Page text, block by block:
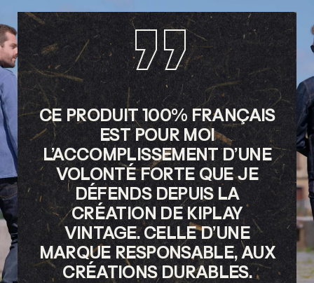
”
CE PRODUIT 100% FRANÇAIS
EST POUR MOI
L’ACCOMPLISSEMENT D’UNE
VOLONTÉ FORTE QUE JE
DÉFENDS DEPUIS LA
CRÉATION DE KIPLAY
VINTAGE. CELLE D’UNE
MARQUE RESPONSABLE, AUX
CRÉATIONS DURABLES.